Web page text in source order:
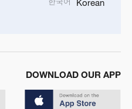
Korean
DOWNLOAD OUR APP